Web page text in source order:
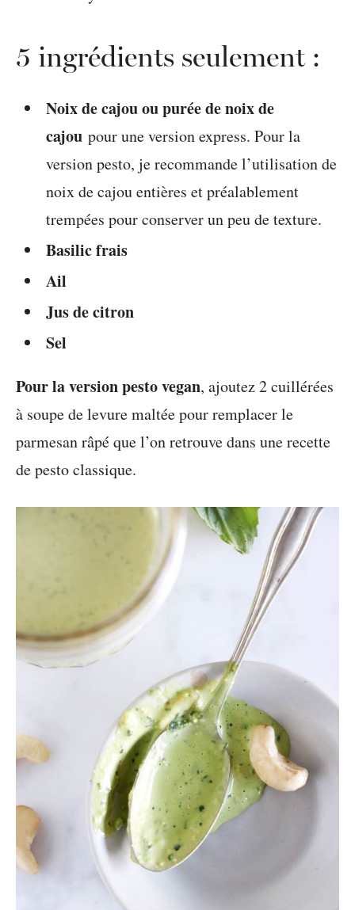
5 ingrédients seulement :
Noix de cajou ou purée de noix de
cajoupour une version express. Pour la
version pesto, je recommande l’utilisation de
noix de cajou entières et préalablement
trempées pour conserver un peu de texture.
Basilic frais
Ail
Jus de citron
Sel
Pour la version pesto vegan, ajoutez 2 cuillérées
à soupe de levure maltée pour remplacer le
parmesan râpé que l’on retrouve dans une recette
de pesto classique.